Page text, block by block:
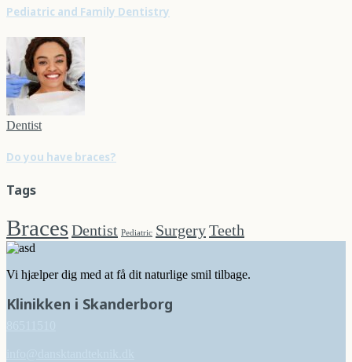
Pediatric and Family Dentistry
Dentist
Do you have braces?
Tags
BracesDentist Pediatric SurgeryTeeth
Vi hjælper dig med at få dit naturlige smil tilbage.
Klinikken i Skanderborg